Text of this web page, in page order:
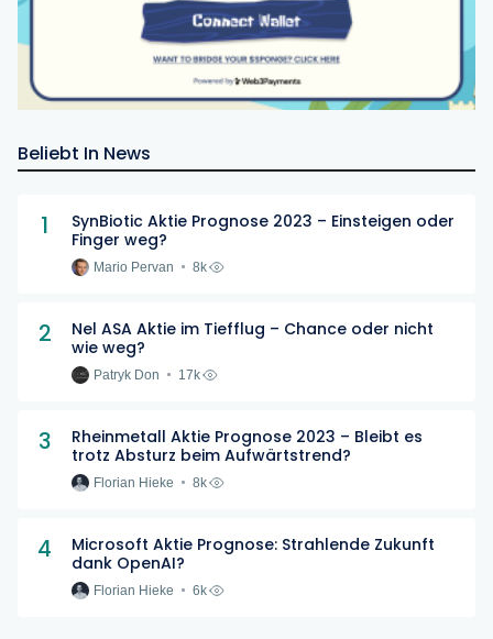
Beliebt In News
1
SynBiotic Aktie Prognose 2023 – Einsteigen oder
Finger weg?
Mario Pervan 8k
2
Nel ASA Aktie im Tiefflug – Chance oder nicht
wie weg?
Patryk Don 17k
3
Rheinmetall Aktie Prognose 2023 – Bleibt es
trotz Absturz beim Aufwärtstrend?
Florian Hieke 8k
4
Microsoft Aktie Prognose: Strahlende Zukunft
dank OpenAI?
Florian Hieke 6k